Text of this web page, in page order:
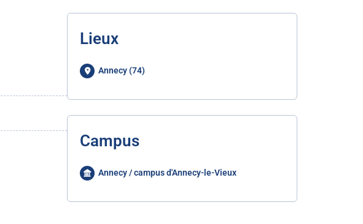
Lieux
Annecy (74)
Campus
Annecy / campus d'Annecy-le-Vieux